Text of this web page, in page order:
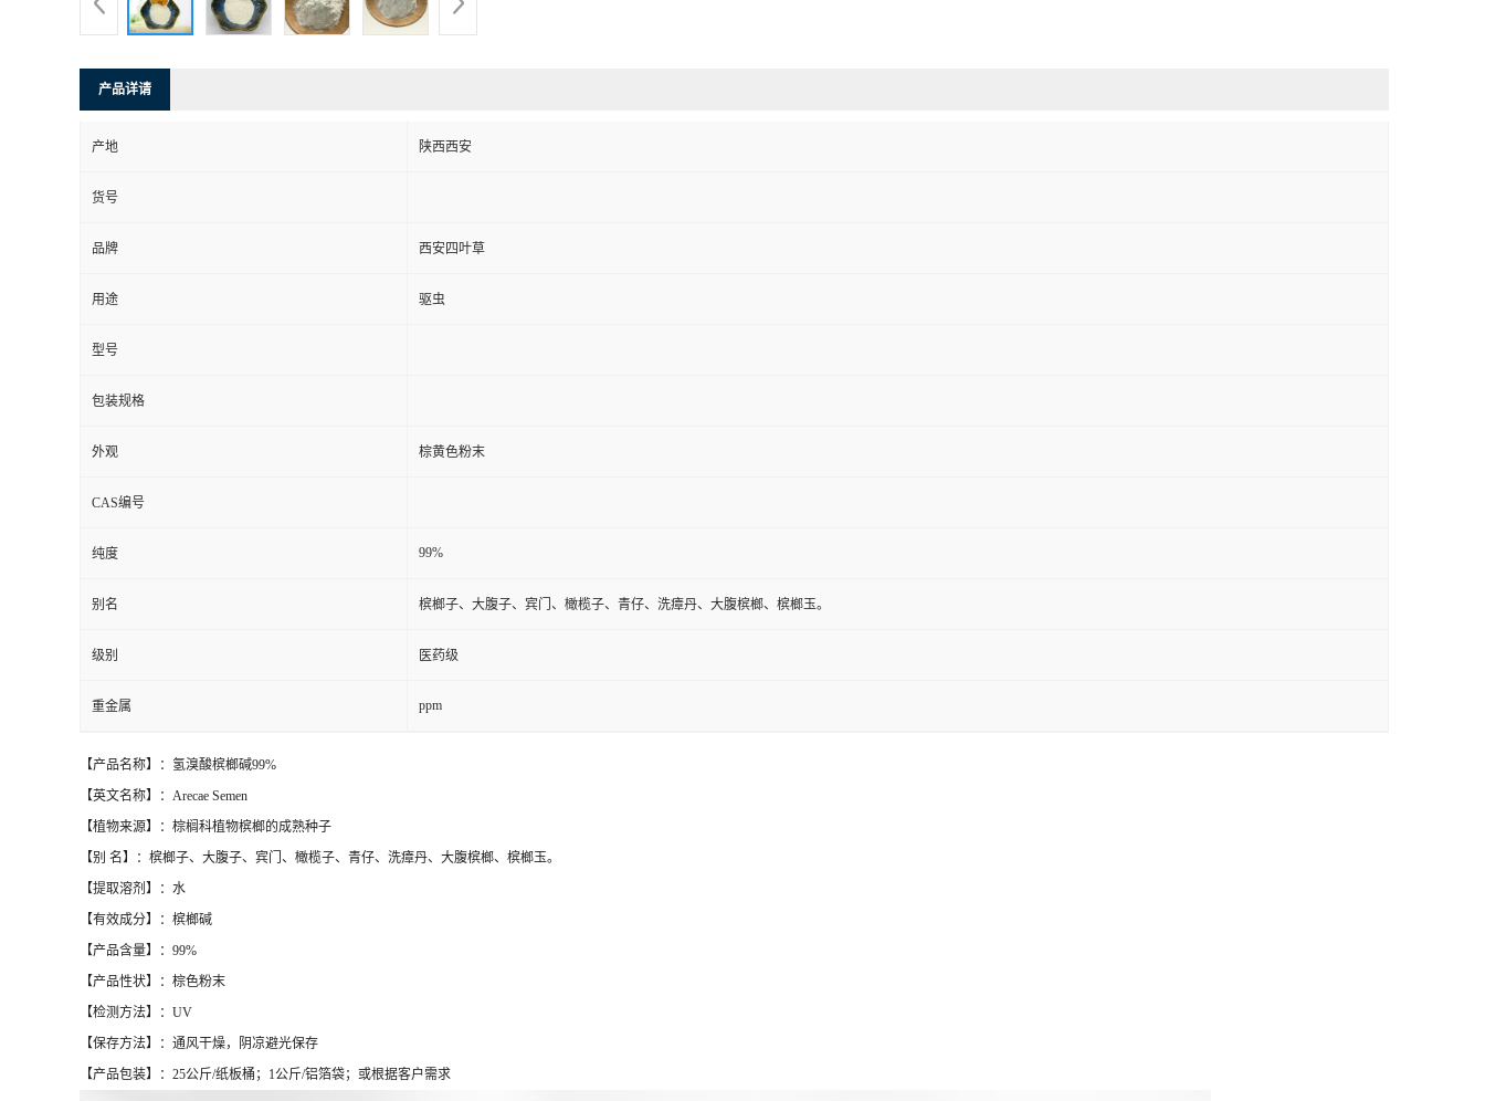
产品详请
产地 陕西西安
货号
品牌 西安四叶草
用途 驱虫
型号
包装规格
外观 棕黄色粉末
CAS编号
纯度 99%
别名 槟榔子、大腹子、宾门、橄榄子、青仔、洗瘴丹、大腹槟榔、槟榔玉。
级别 医药级
重金属 ppm
【产品名称】：氢溴酸槟榔碱99%
【英文名称】：Arecae Semen
【植物来源】：棕榈科植物槟榔的成熟种子
【别 名】：槟榔子、大腹子、宾门、橄榄子、青仔、洗瘴丹、大腹槟榔、槟榔玉。
【提取溶剂】：水
【有效成分】：槟榔碱
【产品含量】：99%
【产品性状】：棕色粉末
【检测方法】：UV
【保存方法】：通风干燥，阴凉避光保存
【产品包装】：25公斤/纸板桶；1公斤/铝箔袋；或根据客户需求